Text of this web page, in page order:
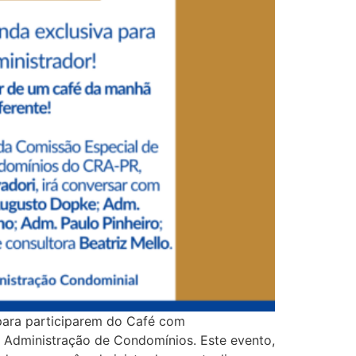
participarem do Café com
de Condomínios. Este evento,